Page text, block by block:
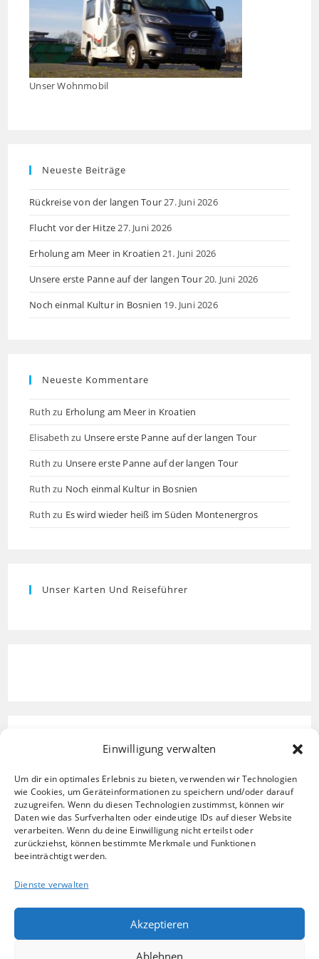
Einwilligung verwalten
Um dir ein optimales Erlebnis zu bieten, verwenden wir Technologien
wie Cookies, um Geräteinformationen zu speichern und/oder darauf
zuzugreifen. Wenn du diesen Technologien zustimmst, können wir
Daten wie das Surfverhalten oder eindeutige IDs auf dieser Website
verarbeiten. Wenn du deine Einwilligung nicht erteilst oder
zurückziehst, können bestimmte Merkmale und Funktionen
beeinträchtigt werden.
Dienste verwalten
Akzeptieren
Ablehnen
Unser Wohnmobil
Neueste Beiträge
Rückreise von der langen Tour 27. Juni 2026
Flucht vor der Hitze 27. Juni 2026
Erholung am Meer in Kroatien 21. Juni 2026
Unsere erste Panne auf der langen Tour 20. Juni 2026
Noch einmal Kultur in Bosnien 19. Juni 2026
Neueste Kommentare
Ruth zu Erholung am Meer in Kroatien
Elisabeth zu Unsere erste Panne auf der langen Tour
Ruth zu Unsere erste Panne auf der langen Tour
Ruth zu Noch einmal Kultur in Bosnien
Ruth zu Es wird wieder heiß im Süden Montenergros
Unser Karten Und Reiseführer